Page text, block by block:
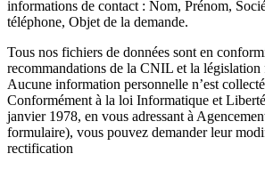
informations de contact : Nom, Prénom,
téléphone, Objet de la demande.
Tous nos fichiers de données sont en
recommandations de la CNIL et la législation
Aucune information personnelle n’est
Conformément à la loi Informatique et
janvier 1978, en vous adressant à
formulaire), vous pouvez demander leur
rectification